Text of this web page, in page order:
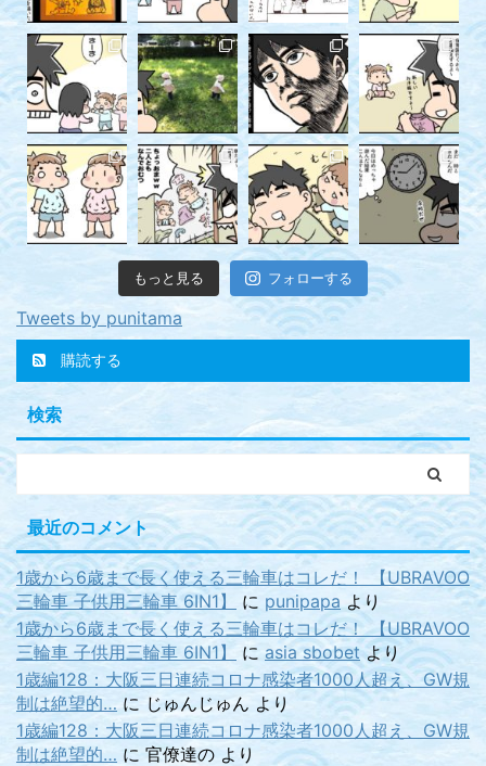
もっと見る フォローする
Tweets by punitama
購読する
検索
最近のコメント
1歳から6歳まで長く使える三輪車はコレだ！ 【UBRAVOO
三輪車 子供用三輪車 6IN1】
に punipapa より
1歳から6歳まで長く使える三輪車はコレだ！ 【UBRAVOO
三輪車 子供用三輪車 6IN1】 に asia sbobetより
1歳編128：大阪三日連続コロナ感染者1000人超え、GW規
制は絶望的… に じゅんじゅん より
1歳編128：大阪三日連続コロナ感染者1000人超え、GW規
制は絶望的… に 官僚達の より